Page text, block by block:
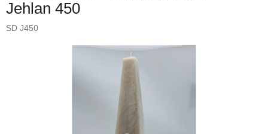
Jehlan 450
SD J450